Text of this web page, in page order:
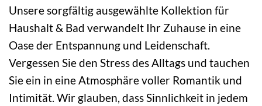
Unsere sorgfältig ausgewählte Kollektion für
Haushalt & Bad verwandelt Ihr Zuhause in eine
Oase der Entspannung und Leidenschaft.
Vergessen Sie den Stress des Alltags und tauchen
Sie ein in eine Atmosphäre voller Romantik und
Intimität. Wir glauben, dass Sinnlichkeit in jedem